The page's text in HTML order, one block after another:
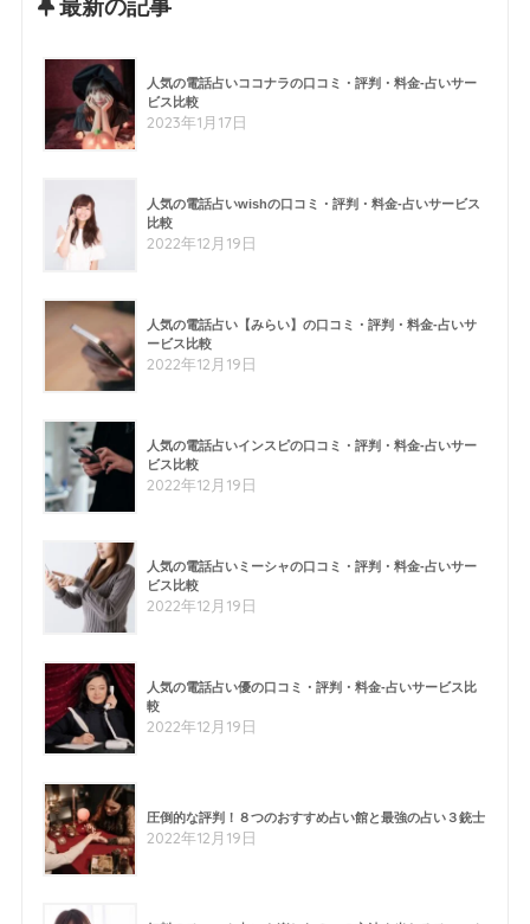
最新の記事
人気の電話占いココナラの口コミ・評判・料金-占いサー
ビス比較
2023年1月17日
人気の電話占いwishの口コミ・評判・料金-占いサービス
比較
2022年12月19日
人気の電話占い【みらい】の口コミ・評判・料金-占いサ
ービス比較
2022年12月19日
人気の電話占いインスピの口コミ・評判・料金-占いサー
ビス比較
2022年12月19日
人気の電話占いミーシャの口コミ・評判・料金-占いサー
ビス比較
2022年12月19日
人気の電話占い優の口コミ・評判・料金-占いサービス比
較
2022年12月19日
圧倒的な評判！８つのおすすめ占い館と最強の占い３銃士
2022年12月19日